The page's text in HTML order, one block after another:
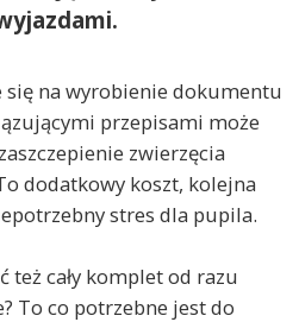
się na wyrobienie dokumentu
przepisami może
zwierzęcia
dodatkowy koszt, kolejna
stres dla pupila.
też cały komplet od razu
To co potrzebne jest do